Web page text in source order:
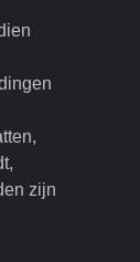
zijn